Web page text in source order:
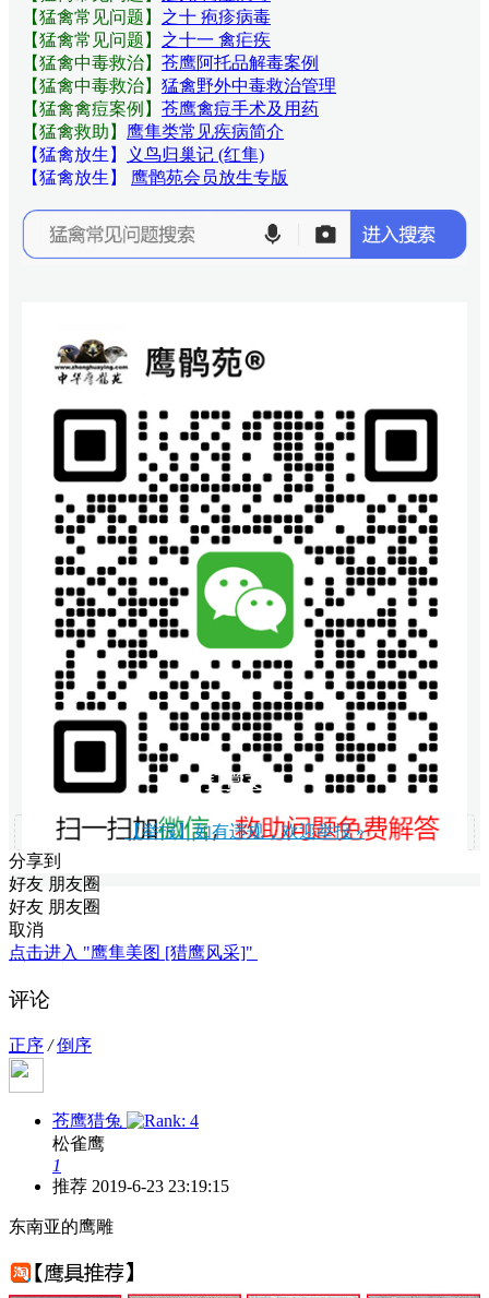
【猛禽常见问题 】 之十 疱疹病毒
【猛禽常见问题 】 之十一 禽疟疾
【猛禽中毒救治】 苍鹰阿托品解毒案例
【猛禽中毒救治】 猛禽野外中毒救治管理
【猛禽禽痘案例】 苍鹰禽痘手术及用药
【猛禽救助】 鹰隼类常见疾病简介
【猛禽放生】
义鸟归巢记 (红隼)
【猛禽放生】
鹰鹘苑会员放生专版
打赏支持
【举报】如有违规，欢迎举报 »
分享到
好友 朋友圈
好友 朋友圈
取消
点击进入 "鹰隼美图 [猎鹰风采]"
评论
正序 / 倒序
苍鹰猎兔
松雀鹰
1
推荐 2019-6-23 23:19:15
东南亚的鹰雕